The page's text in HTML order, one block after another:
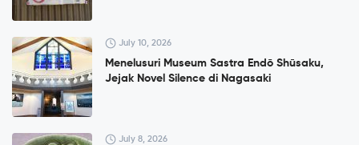
July 10, 2026
Menelusuri Museum Sastra Endō Shūsaku,
Jejak Novel Silence di Nagasaki
July 8, 2026